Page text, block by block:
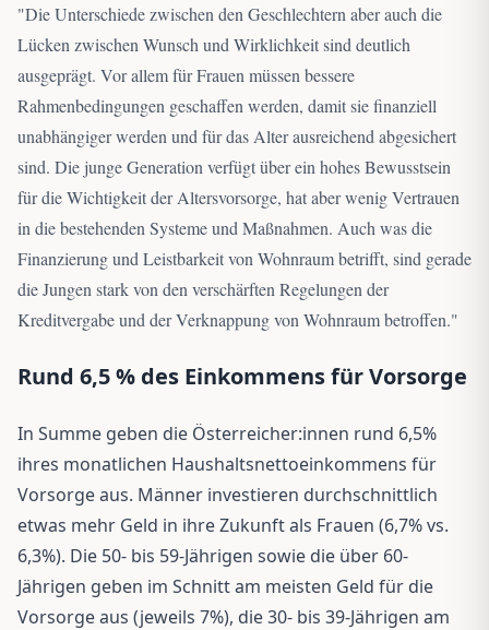
"Die Unterschiede zwischen den Geschlechtern aber auch die
Lücken zwischen Wunsch und Wirklichkeit sind deutlich
ausgeprägt. Vor allem für Frauen müssen bessere
Rahmenbedingungen geschaffen werden, damit sie finanziell
unabhängiger werden und für das Alter ausreichend abgesichert
sind. Die junge Generation verfügt über ein hohes Bewusstsein
für die Wichtigkeit der Altersvorsorge, hat aber wenig Vertrauen
in die bestehenden Systeme und Maßnahmen. Auch was die
Finanzierung und Leistbarkeit von Wohnraum betrifft, sind gerade
die Jungen stark von den verschärften Regelungen der
Kreditvergabe und der Verknappung von Wohnraum betroffen."
Rund 6,5 % des Einkommens für Vorsorge
In Summe geben die Österreicher:innen rund 6,5%
ihres monatlichen Haushaltsnettoeinkommens für
Vorsorge aus. Männer investieren durchschnittlich
etwas mehr Geld in ihre Zukunft als Frauen (6,7% vs.
6,3%). Die 50- bis 59-Jährigen sowie die über 60-
Jährigen geben im Schnitt am meisten Geld für die
Vorsorge aus (jeweils 7%), die 30- bis 39-Jährigen am